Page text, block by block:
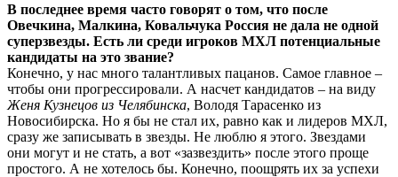
В последнее время часто говорят о том, что после
Овечкина, Малкина, Ковальчука Россия не дала не одной
суперзвезды. Есть ли среди игроков МХЛ потенциальные
кандидаты на это звание?
Конечно, у нас много талантливых пацанов. Самое главное –
чтобы они прогрессировали. А насчет кандидатов – на виду
Женя Кузнецов из Челябинска, Володя Тарасенко из
Новосибирска. Но я бы не стал их, равно как и лидеров МХЛ,
сразу же записывать в звезды. Не люблю я этого. Звездами
они могут и не стать, а вот «зазвездить» после этого проще
простого. А не хотелось бы. Конечно, поощрять их за успехи